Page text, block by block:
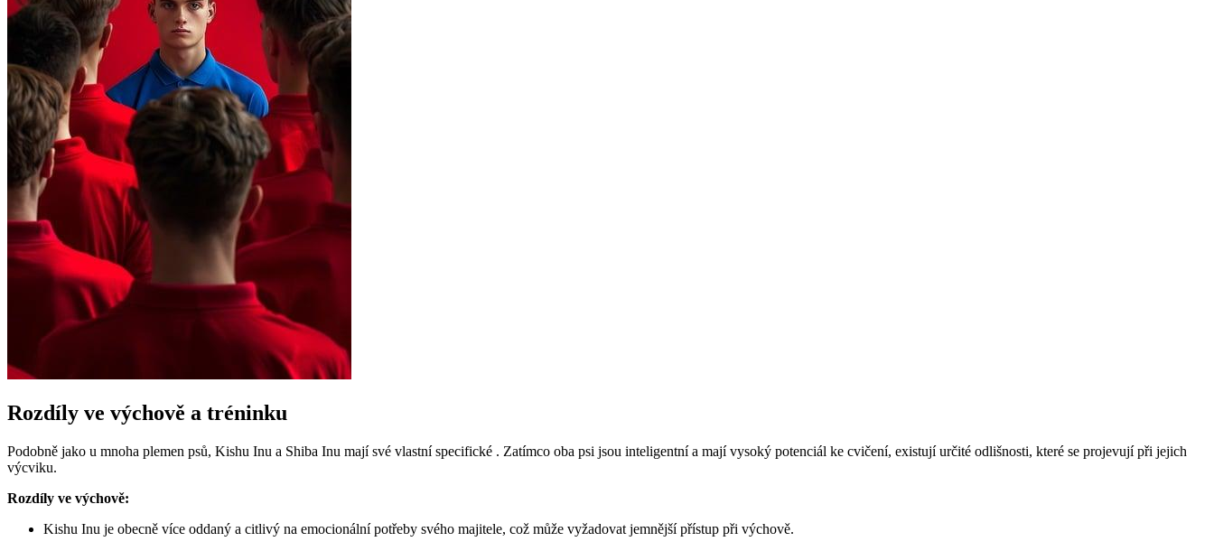
Rozdíly ve výchově a tréninku
Podobně jako u mnoha plemen psů, Kishu Inu a Shiba Inu mají své vlastní specifické . Zatímco oba psi jsou inteligentní a mají vysoký potenciál ke cvičení, existují určité odlišnosti, které se projevují při jejich
výcviku.
Rozdíly ve výchově:
Kishu Inu je obecně více oddaný a citlivý na emocionální potřeby svého majitele, což může vyžadovat jemnější přístup při výchově.